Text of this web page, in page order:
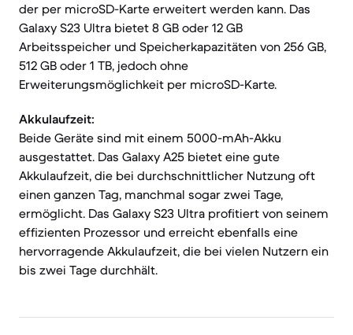
der per microSD-Karte erweitert werden kann. Das
Galaxy S23 Ultra bietet 8 GB oder 12 GB
Arbeitsspeicher und Speicherkapazitäten von 256 GB,
512 GB oder 1 TB, jedoch ohne
Erweiterungsmöglichkeit per microSD-Karte.
Akkulaufzeit:
Beide Geräte sind mit einem 5000-mAh-Akku
ausgestattet. Das Galaxy A25 bietet eine gute
Akkulaufzeit, die bei durchschnittlicher Nutzung oft
einen ganzen Tag, manchmal sogar zwei Tage,
ermöglicht. Das Galaxy S23 Ultra profitiert von seinem
effizienten Prozessor und erreicht ebenfalls eine
hervorragende Akkulaufzeit, die bei vielen Nutzern ein
bis zwei Tage durchhält.